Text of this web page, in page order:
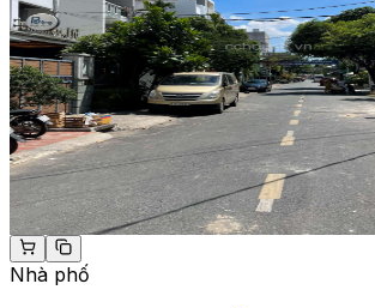
Nhà phố